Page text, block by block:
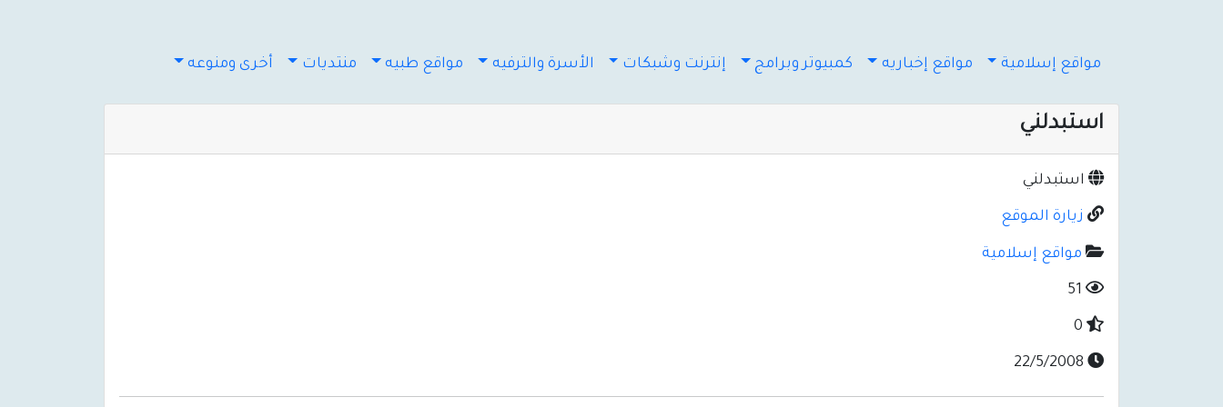
مواقع إسلامية مواقع إخباريه كمبيوتر وبرامج إنترنت وشبكات الأسرة والترفيه مواقع طبيه منتديات أخرى ومنوعه
استبدلني
استبدلني
زيارة الموقع
مواقع إسلامية